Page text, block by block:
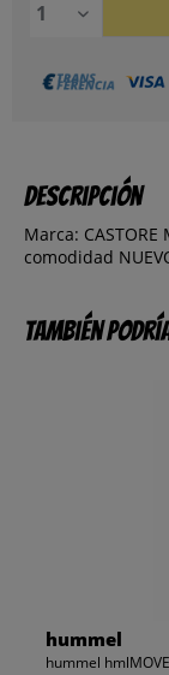
Descripción
Marca:
comodidad
También
hummel
hummel